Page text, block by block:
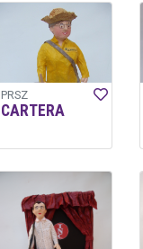
PRSZ
CARTERA